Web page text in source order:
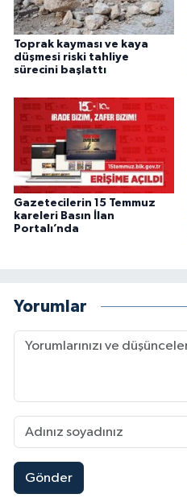
Toprak kayması ve kaya
düşmesi riski tahliye
sürecini başlattı
Gazetecilerin 15 Temmuz
kareleri Basın İlan
Portalı’nda
Yorumlar
Gönder